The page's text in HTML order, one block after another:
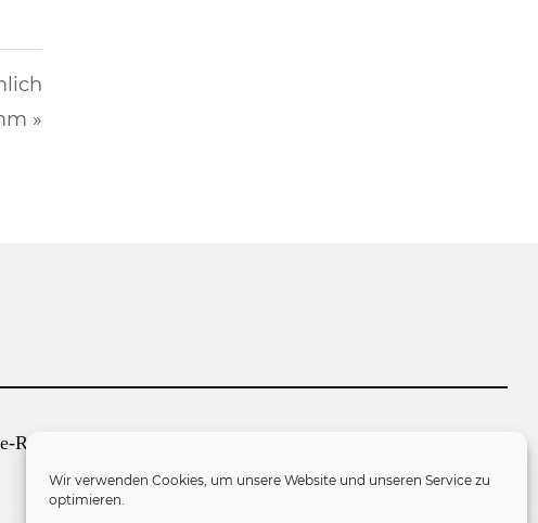
Wir verwenden Cookies, um unsere Website und unseren Service zu
optimieren.
»
Richtlinie (EU)